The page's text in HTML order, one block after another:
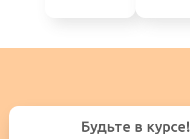
Будьте в курсе!